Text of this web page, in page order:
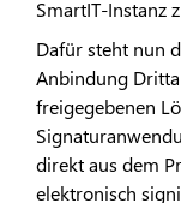
SmartIT-Instanz
Dafür steht nun
Anbindung
freigegebenen
direkt aus dem
elektronisch